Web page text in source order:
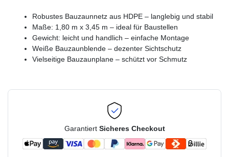
Robustes Bauzaunnetz aus HDPE – langlebig und stabil
Maße: 1,80 m x 3,45 m – ideal für Baustellen
Gewicht: leicht und handlich – einfache Montage
Weiße Bauzaunblende – dezenter Sichtschutz
Vielseitige Bauzaunplane – schützt vor Schmutz
Garantiert Sicheres Checkout